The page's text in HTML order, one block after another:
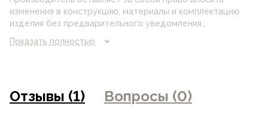
изменения в конструкцию, материалы и комплектацию
изделия без предварительного уведомления
отличаться от реального цвета товара, что связано с
магазинах
Показать полностью
Отзывы (1) Вопросы (0)